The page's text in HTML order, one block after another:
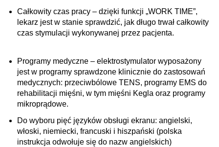
Całkowity czas pracy – dzięki funkcji „WORK TIME”,
lekarz jest w stanie sprawdzić, jak długo trwał całkowity
czas stymulacji wykonywanej przez pacjenta.
Programy medyczne – elektrostymulator wyposażony
jest w programy sprawdzone klinicznie do zastosowań
medycznych: przeciwbólowe TENS, programy EMS do
rehabilitacji mięśni, w tym mięśni Kegla oraz programy
mikroprądowe.
Do wyboru pięć języków obsługi ekranu: angielski,
włoski, niemiecki, francuski i hiszpański (polska
instrukcja odwołuje się do nazw angielskich)